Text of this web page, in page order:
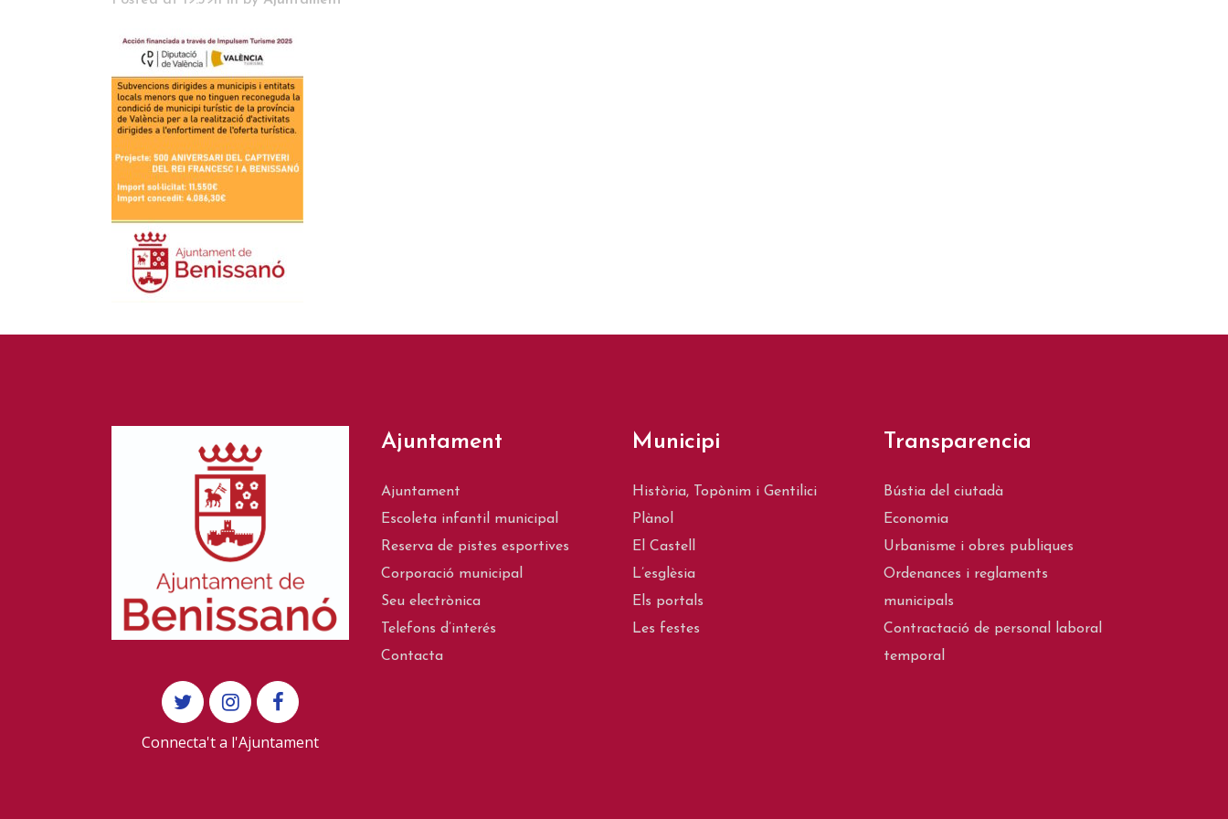
Connecta't a l'Ajuntament
Ajuntament
Ajuntament
Escoleta infantil municipal
Reserva de pistes esportives
Corporació municipal
Seu electrònica
Telefons d’interés
Contacta
Municipi
Història, Topònim i Gentilici
Plànol
El Castell
L’esglèsia
Els portals
Les festes
Transparencia
Bústia del ciutadà
Economia
Urbanisme i obres publiques
Ordenances i reglaments
municipals
Contractació de personal laboral
temporal